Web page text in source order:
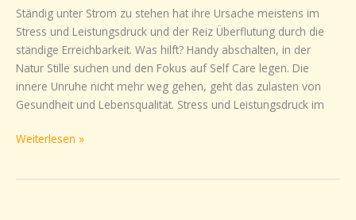
Ständig unter Strom zu stehen hat ihre Ursache meistens im
Stress und Leistungsdruck und der Reiz Überflutung durch die
ständige Erreichbarkeit. Was hilft? Handy abschalten, in der
Natur Stille suchen und den Fokus auf Self Care legen. Die
innere Unruhe nicht mehr weg gehen, geht das zulasten von
Gesundheit und Lebensqualität. Stress und Leistungsdruck im
Auszeit
vom
Alltag
gönnen
Weiterlesen »